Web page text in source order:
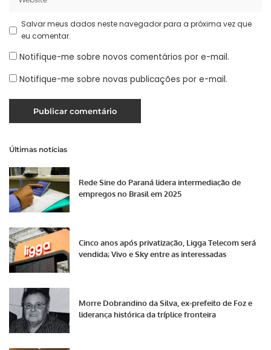
Salvar meus dados neste navegador para a próxima vez que
eu comentar.
Notifique-me sobre novos comentários por e-mail.
Notifique-me sobre novas publicações por e-mail.
Últimas notícias
Rede Sine do Paraná lidera intermediação de
empregos no Brasil em 2025
Cinco anos após privatização, Ligga Telecom será
vendida; Vivo e Sky entre as interessadas
Morre Dobrandino da Silva, ex-prefeito de Foz e
liderança histórica da tríplice fronteira